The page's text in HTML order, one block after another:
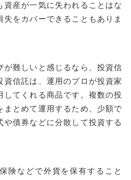
資産が一気に失われることはな
失をカバーできることもありま
が難しいと感じるなら、投資信
資信託は、運用のプロが投資家
してくれる商品です。複数の投
まとめて運用するため、少額で
や債券などに分散して投資する
険などで外貨を保有すること